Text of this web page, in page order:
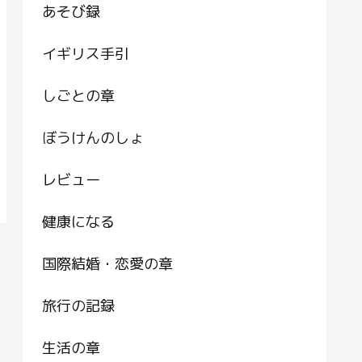
あそび録
イギリス手引
しごとの章
ぼうけんのしょ
レビュー
健康になる
国際結婚・恋愛の章
旅行の記録
生活の章